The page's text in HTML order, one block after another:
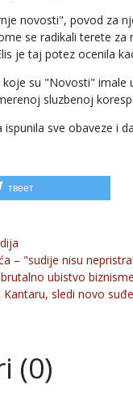
novosti", povod za
se radikali terete
je taj potez ocenila
su "Novosti"
sluzbenoj
sve obaveze i
твеет
– "sudije nisu
ubistvo
Kantaru, sledi novo
(0)